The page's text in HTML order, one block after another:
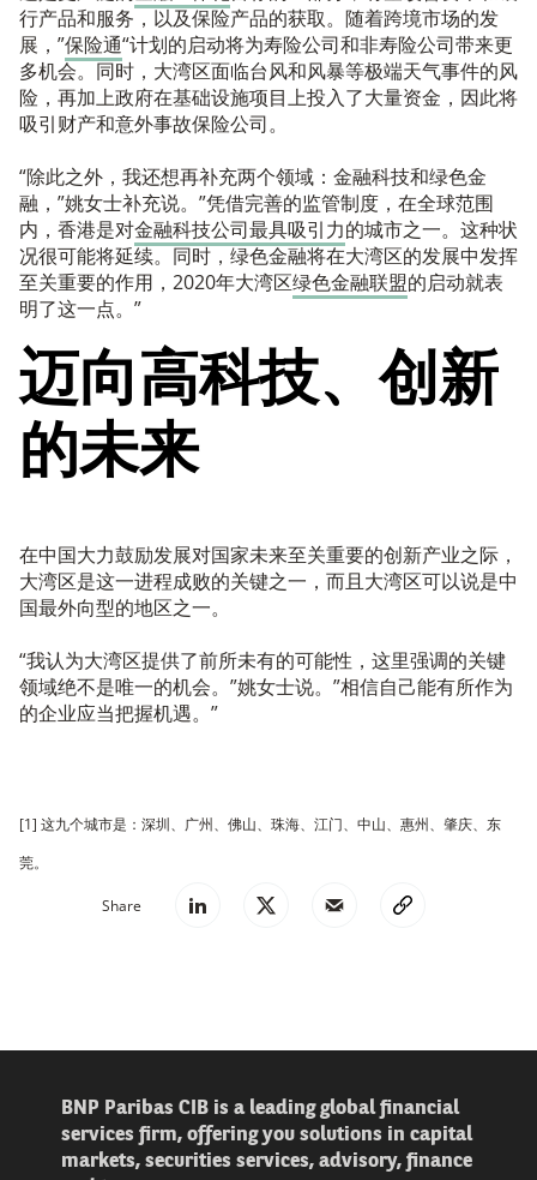
行产品和服务，以及保险产品的获取。随着跨境市场的发
展，”保险通“计划的启动将为寿险公司和非寿险公司带来更
多机会。同时，大湾区面临台风和风暴等极端天气事件的风
险，再加上政府在基础设施项目上投入了大量资金，因此将
吸引财产和意外事故保险公司。
“除此之外，我还想再补充两个领域：金融科技和绿色金
融，”姚女士补充说。”凭借完善的监管制度，在全球范围
内，香港是对金融科技公司最具吸引力的城市之一。这种状
况很可能将延续。同时，绿色金融将在大湾区的发展中发挥
至关重要的作用，2020年大湾区绿色金融联盟的启动就表
明了这一点。”
迈向高科技、创新
的未来
在中国大力鼓励发展对国家未来至关重要的创新产业之际，
大湾区是这一进程成败的关键之一，而且大湾区可以说是中
国最外向型的地区之一。
“我认为大湾区提供了前所未有的可能性，这里强调的关键
领域绝不是唯一的机会。”姚女士说。”相信自己能有所作为
的企业应当把握机遇。”
[1] 这九个城市是：深圳、广州、佛山、珠海、江门、中山、惠州、肇庆、东
莞。
Share
BNP Paribas CIB is a leading global financial
services firm, offering you solutions in capital
markets, securities services, advisory, finance